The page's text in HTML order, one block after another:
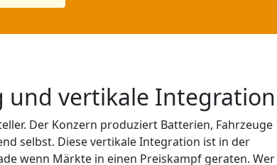
und vertikale Integration
Der Konzern produziert Batterien, Fahrzeuge
selbst. Diese vertikale Integration ist in der
wenn Märkte in einen Preiskampf geraten. Wer